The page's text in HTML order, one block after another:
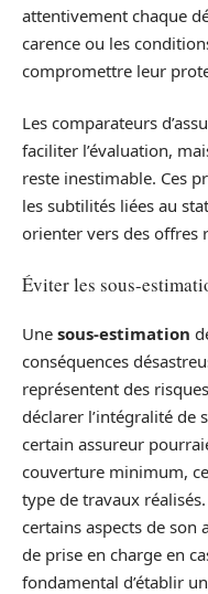
attentivement chaque
carence ou les
compromettre leur
Les comparateurs
faciliter l’évaluation,
reste inestimable. Ces
les subtilités liées au
orienter vers des offres
Éviter les sous-
Une sous-estimation
conséquences
représentent des
déclarer l’intégralité de
certain assureur
couverture minimum,
type de travaux
certains aspects de
de prise en charge en
fondamental d’établir